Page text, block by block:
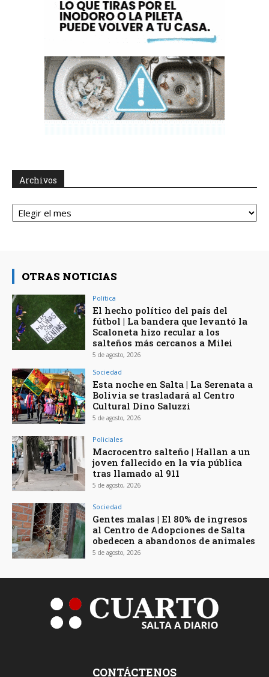
Archivos
Archivos
OTRAS NOTICIAS
Política
El hecho político del país del
fútbol | La bandera que levantó la
Scaloneta hizo recular a los
salteños más cercanos a Milei
5 de agosto, 2026
Sociedad
Esta noche en Salta | La Serenata a
Bolivia se trasladará al Centro
Cultural Dino Saluzzi
5 de agosto, 2026
Policiales
Macrocentro salteño | Hallan a un
joven fallecido en la vía pública
tras llamado al 911
5 de agosto, 2026
Sociedad
Gentes malas | El 80% de ingresos
al Centro de Adopciones de Salta
obedecen a abandonos de animales
5 de agosto, 2026
CONTÁCTENOS